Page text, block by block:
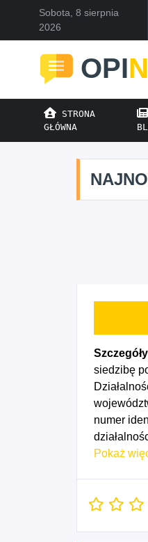
Sobota, 8 sierpnia
2026
OPIN
STRONA
GŁÓWNA
siedzibę
numer
Pokaż